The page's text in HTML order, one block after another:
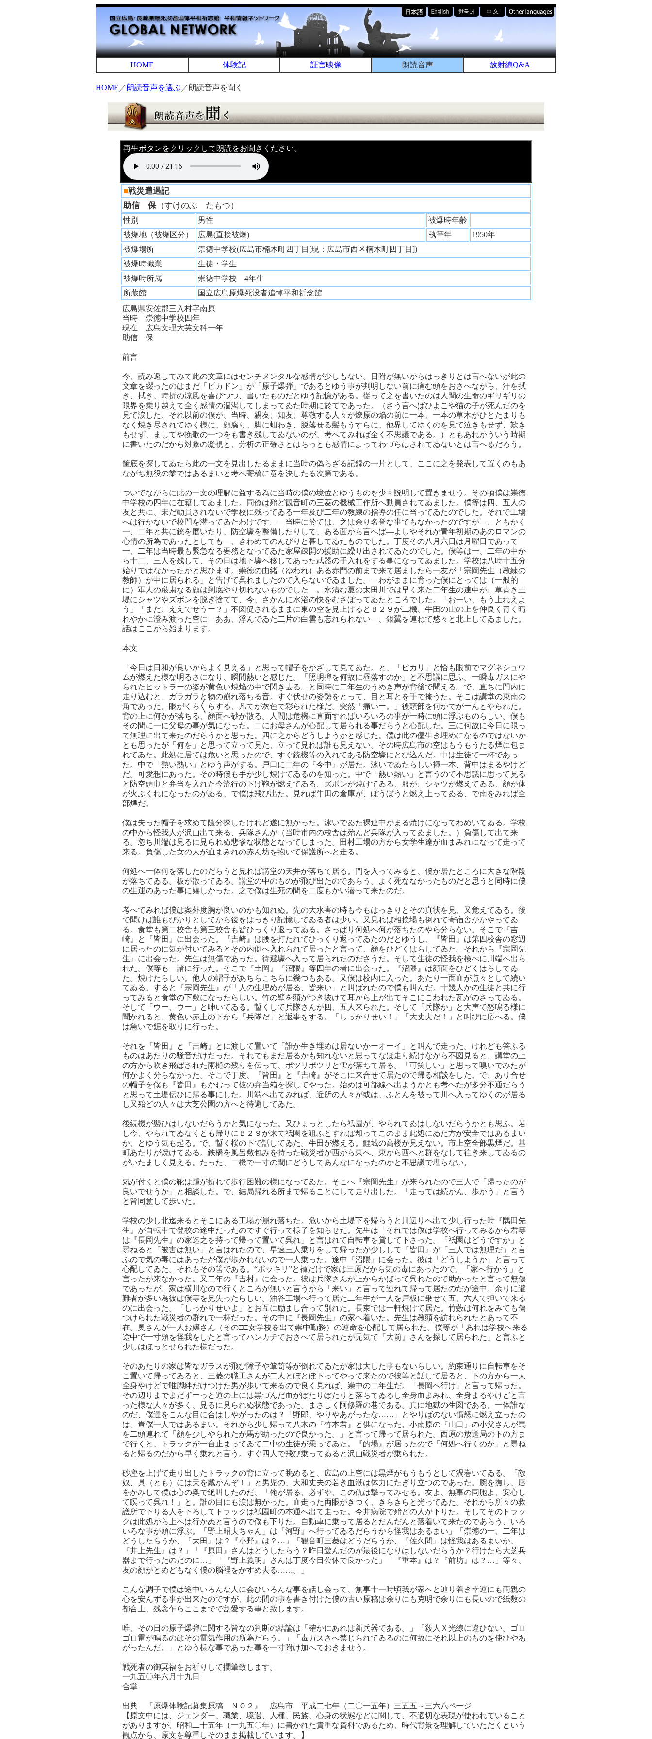
HOME 体験記 証言映像 朗読音声 放射線Q&A
HOME ／朗読音声を選ぶ ／朗読音声を聞く
再生ボタンをクリックして朗読をお聞きください。
■戦災遭遇記
助信 保（すけのぶ たもつ）
性別 男性
被爆時年齢
被爆地（被爆区分）
広島(直接被爆) 執筆年
1950年
被爆場所
崇徳中学校(広島市楠木町四丁目[現：広島市西区楠木町四丁目])
被爆時職業
生徒・学生
被爆時所属
崇徳中学校 4年生
所蔵館
国立広島原爆死没者追悼平和祈念館
広島県安佐郡三入村字南原
当時 崇徳中学校四年
現在 広島文理大英文科一年
助信 保
前言
今、読み返してみて此の文章にはセンチメンタルな感情が少しもない。日附が無いからはっきりとは言へないが此の
文章を綴ったのはまだ「ピカドン」が「原子爆弾」であるとゆう事が判明しない前に痛む頭をおさへながら、汗を拭
き、拭き、時折の涼風を喜びつつ、書いたものだとゆう記憶がある。従って之を書いたのは人間の生命のギリギリの
限界を乗り越えて全く感情の涸渇してしまってゐた時期に於てであった。（さう言へばひよこや猫の子が死んだのを
見て涙した、それ以前の僕が、当時、親友、知友、尊敬する人々が燎原の焔の前に一本、一本の草木がひとたまりも
なく焼き尽されてゆく様に、顔腐り、脚に蛆わき、脱落せる髪もうすらに、他界してゆくのを見て泣きもせず、歎き
もせず、ましてや挽歌の一つをも書き残してゐないのが、考へてみれば全く不思議である。）ともあれかういう時期
に書いたのだから対象の凝視と、分析の正確さとはちっとも感情によってわづらはされてゐないとは言へるだろう。
筐底を探してゐたら此の一文を見出したるままに当時の偽らざる記録の一片として、ここに之を発表して置くのもあ
ながち無役の業ではあるまいと考へ寄稿に意を決したる次第である。
ついでながらに此の一文の理解に益する為に当時の僕の境位とゆうものを少々説明して置きませう。その頃僕は崇徳
中学校の四年に在籍してゐました。同僚は殆ど観音町の三菱の機械工作所へ動員されてゐました。僕等は四、五人の
友と共に、未だ動員されないで学校に残ってゐる一年及び二年の教練の指導の任に当ってゐたのでした。それで工場
へは行かないで校門を潜ってゐたわけです。―当時に於ては、之は余り名誉な事でもなかったのですが―。ともかく
一、二年と共に銃を磨いたり、防空壕を整備したりして、ある面から言へば―よしやそれが青年初期のあのロマンの
心情の所為であったとしても―、きわめてのんびりと暮してゐたものでした。丁度その八月六日は月曜日であって
一、二年は当時最も緊急なる要務となってゐた家屋疎開の援助に繰り出されてゐたのでした。僕等は一、二年の中か
ら十二、三人を残して、その日は地下壕へ移してあった武器の手入れをする事になってゐました。学校は八時十五分
始りではなかったかと思ひます。崇徳の由緒（ゆわれ）ある赤門の前まで来て居ましたら一友が「宗岡先生（教練の
教師）が中に居られる」と告げて呉れましたので入らないでゐました。―わがままに育った僕にとっては（一般的
に）軍人の厳粛なる顔は到底やり切れないものでした―。水清む夏の太田川では早く来た二年生の連中が、草青き土
堤にシャツやズボンを脱ぎ捨てて、今、さかんに水浴の快をむさぼってゐたところでした。「おーい、もう上れえよ
う」「まだ、ええでせうー？」不図促されるままに東の空を見上げるとＢ２９が二機、牛田の山の上を仲良く青く晴
れやかに澄み渡った空に―ああ、浮んでゐた二片の白雲も忘れられない―、銀翼を連ねて悠々と北上してゐました。
話はここから始まります。
本文
「今日は日和が良いからよく見える」と思って帽子をかざして見てゐた。と、「ピカリ」と恰も眼前でマグネシュウ
ムが燃えた様な明るさになり、瞬間熱いと感じた。「照明弾を何故に昼落すのか」と不思議に思ふ。一瞬毒ガスにや
られたヒットラーの姿が黄色い焼焔の中で閃き去る。と同時に二年生のうめき声が背後で聞える。で、直ちに門内に
走り込むと、ガラガラと物の崩れ落ちる音。すぐ伏せの姿勢をとって、目と耳とを手で掩うた。そこは講堂の東南の
角であった。眼がくら〱らする、凡てが灰色で彩られた様だ。突然「痛いー。」後頭部を何かでがーんとやられた。
背の上に何かが落ちる、顔面へ砂が散る。人間は危機に直面すればいろいろの事が一時に頭に浮ぶものらしい。僕も
その間に一に父母の事が気になった。二にお母さんが心配して居られる事だらうと心配した。三に何故に今日に限っ
て無理に出て来たのだらうかと思った。四に之からどうしようかと感じた。僕は此の儘生き埋めになるのではないか
とも思ったが「何を」と思って立って見た、立って見れば誰も見えない。その時広島市の空はもうもうたる煙に包ま
れてゐた。此処に居ては危いと思ったので、すぐ銃機等の入れてある防空壕にとび込んだ。中は生徒で一杯であっ
た。中で「熱い熱い」とゆう声がする。戸口に二年の『今中』が居た。泳いでゐたらしい褌一本、背中はまるやけど
だ。可愛想にあった。その時僕も手が少し焼けてゐるのを知った。中で「熱い熱い」と言うので不思議に思って見る
と防空頭巾と弁当を入れた今流行の下げ鞄が燃えてゐる、ズボンが焼けてゐる、服が、シャツが燃えてゐる、顔が体
が火ぶくれになったのがゐる、で僕は飛び出た。見れば牛田の倉庫が、ぼうぼうと燃え上ってゐる、で南をみれば全
部煙だ。
僕は失った帽子を求めて随分探したけれど遂に無かった。泳いでゐた裸連中がまる焼けになってわめいてゐる。学校
の中から怪我人が沢山出て来る、兵隊さんが（当時市内の校舎は殆んど兵隊が入ってゐました。）負傷して出て来
る。忽ち川端は見るに見られぬ悲惨な状態となってしまった。田村工場の方から女学生達が血まみれになって走って
来る。負傷した女の人が血まみれの赤ん坊を抱いて保護所へと走る。
何処へ一体何を落したのだらうと見れば講堂の天井が落ちて居る。門を入ってみると、僕が居たところに大きな階段
が落ちてゐる。板が散ってゐる。講堂の中のものが飛び出たのであらう。よく死ななかったものだと思うと同時に僕
の生運のあった事に嬉しかった。之で僕は生死の間を二度もかい潜って来たのだ。
考へてみれば僕は案外度胸が良いのかも知れぬ。先の大水害の時も今もはっきりとその真状を見、又覚えてゐる。後
で聞けば誰もぴかりとしてから後をはっきり記憶してゐる者は少い。又見れば相撲場も倒れて寄宿舎がかやってゐ
る。食堂も第二校舎も第三校舎も皆ひっくり返ってゐる。さっぱり何処へ何が落ちたのやら分らない。そこで『吉
崎』と『皆田』に出会った。『吉崎』は腰を打たれてひっくり返ってゐたのだとゆうし、『皆田』は第四校舎の窓辺
に居ったのに気が付いてみるとその内側へ入れられて居ったと言って、顔をひどくはらしてゐた。それから『宗岡先
生』に出会った。先生は無傷であった。待避壕へ入って居られたのださうだ。そして生徒の怪我を検べに川端へ出ら
れた。僕等も一諸に行った。そこで『土岡』『沼隈』等四年の者に出会った。『沼隈』は顔面をひどくはらしてゐ
た。焼けたらしい。他人の帽子があちらこちらに幾つもある。又僕は校内に入った。あたり一面血が点々として続い
てゐる。すると『宗岡先生』が「人の生埋めが居る、皆来い」と叫ばれたので僕も叫んだ。十幾人かの生徒と共に行
ってみると食堂の下敷になったらしい。竹の壁を頭がつき抜けて耳から上が出てそこにこわれた瓦がのさってゐる。
そして「ウー、ウー」と呻いてゐる。暫くして兵隊さんが四、五人来られた。そして「兵隊か」と大声で怒鳴る様に
聞かれると、黄色い赤土の下から「兵隊だ」と返事をする。「しっかりせい！」「大丈夫だ！」と叫びに応へる。僕
は急いで鋸を取りに行った。
それを『皆田』と『吉崎』とに渡して置いて「誰か生き埋めは居ないかーオーイ」と叫んで走った。けれども答ふる
ものはあたりの騒音だけだった。それでもまだ居るかも知れないと思ってなほ走り続けながら不図見ると、講堂の上
の方から吹き飛ばされた雨樋の残りを伝って、ポツリポツリと雫が落ちて居る。「可笑しい」と思って嗅いでみたが
何かよく分らなかった。そこで丁度、『皆田』と『吉崎』がそこに来合せて居たので帰る相談をした。で、あり合せ
の帽子を僕も『皆田』もかむって彼の弁当箱を探してやった。始めは可部線へ出ようかとも考へたが多分不通だらう
と思って土堤伝ひに帰る事にした。川端へ出てみれば、近所の人々が或は、ふとんを被って川へ入ってゆくのが居る
し又殆どの人々は大芝公園の方へと待避してゐた。
後続機が襲ひはしないだらうかと気になった。又ひょっとしたら祇園が、やられてゐはしないだらうかとも思ふ。若
し今、やられてゐなくとも帰りにＢ２９が来て祇園を狙ふとすれば却ってこのまま此処にゐた方が安全ではあるまい
か、とゆう気も起る。で、暫く桜の下で話してゐた。牛田が燃える。鯉城の高楼が見えない。市上空全部黒煙だ。基
町あたりが焼けてゐる。鉄橋を風呂敷包みを持った戦災者が西から東へ、東から西へと群をなして往き来してゐるの
がいたましく見える。たった、二機で一寸の間にどうしてあんなになったのかと不思議で堪らない。
気が付くと僕の靴は踵が折れて歩行困難の様になってゐた。そこへ『宗岡先生』が来られたので三人で「帰ったのが
良いでせうか」と相談した。で、結局帰れる所まで帰ることにして走り出した。「走っては続かん、歩かう」と言う
と皆同意して歩いた。
学校の少し北迄来るとそこにある工場が崩れ落ちた。危いから土堤下を帰らうと川辺りへ出て少し行った時『隅田先
生』が自転車で登校の途中だったのですぐ行って様子を知らせた。先生は「それでは僕は学校へ行ってみるから君等
は『長岡先生』の家迄之を持って帰って置いて呉れ」と言はれて自転車を貸して下さった。「祇園はどうですか」と
尋ねると「被害は無い」と言はれたので、早速三人乗りをして帰ったが少しして『皆田』が「三人では無理だ」と言
ふので気の毒にはあったが僕が歩かれないので一人乗った。途中『沼隈』に会った。彼は「どうしようか」と言って
心配してゐた。それもその筈である。“ポッキリ”と褌だけで家は三原だから気の毒にあったので、「家へ行かう」と
言ったが来なかった。又二年の『吉村』に会った。彼は兵隊さんが上からかばって呉れたので助かったと言って無傷
であったが、家は横川なので行くところが無いと言うから「来い」と言って連れて帰って居たのだが途中、余りに避
難者が多い為彼は僕等を見失ったらしい。油谷工場へ行って居た二年生が一人を戸板に乗せて五、六人で担いで来る
のに出会った。「しっかりせいよ」とお互に励まし合って別れた。長束では一軒焼けて居た。竹藪は何れをみても傷
つけられた戦災者の群れで一杯だった。その中に『長岡先生』の家へ着いた。先生は教頭を訪れられたとあって不
在。奥さんが一人お嬢さん（その□□女学校を出て崇中勤務）の運命を心配して居られた。僕等が「あれは学校へ来る
途中で一寸頬を怪我をしたと言ってハンカチでおさへて居られたが元気で『大前』さんを探して居られた」と言ふと
少しはほっとせられた様だった。
そのあたりの家は皆なガラスが飛び障子や箪笥等が倒れてゐたが家は大した事もないらしい。約束通りに自転車をそ
こ置いて帰ってゐると、三菱の職工さんが二人とぼとぼ下ってやって来たので彼等と話して居ると、下の方から一人
全身やけどで唯脚絆だけつけた男が歩いて来るので良く見れば、崇中の二年生だ。「長岡へ行け」と言って帰った。
その辺りまでまだずーっと道の上には黒づんだ血がぽたりぽたりと落ちてゐるし全身血まみれ、全身まるやけどと言
った様な人々が多く、見るに見られぬ状態であった。まさしく阿修羅の巷である。真に地獄の生図である。一体誰な
のだ、僕達をこんな目に合はしやがったのは？「野郎、やりやあがったな……」とやりばのない憤怒に燃え立ったの
は、豈僕一人ではあるまい。それから少し帰って八木の『竹本君』と供になった。小南原の『山口』の小父さんが馬
を二頭連れて「顔を少しやられたが馬が助ったので良かった。」と言って帰って居られた。西原の放送局の下の方ま
で行くと、トラックが一台止まってゐて二中の生徒が乗ってゐた。『的場』が居ったので「何処へ行くのか」と尋ね
ると帰るのだから早く乗れと言う。すぐ四人で飛び乗ってゐると沢山戦災者が乗られた。
砂塵を上げて走り出したトラックの背に立って眺めると、広島の上空には黒煙がもうもうとして渦巻いてゐる。「敵
奴、具（とも）には天を戴かんぞ！」と男児の、大和丈夫の若き血潮は体力にたぎり立つのであった。腕を撫し、唇
をかみして僕は心の奥で絶叫したのだ、「俺が居る、必ずや、この仇は撃ってみせる。友よ、無辜の同胞よ、安心し
て瞑って呉れ！」と。誰の目にも涙は無かった。血走った両眼がきつく、きらきらと光ってゐた。それから所々の救
護所で下りる人を下ろしてトラックは祇園町の本通へ出て走った。今井病院で殆どの人が下りた。そしてそのトラッ
クは此処から上へは行かぬと言うので僕も下りた。自動車に乗って居るとだんだんと落着いて来たのであらう、いろ
いろな事が頭に浮ぶ。「野上昭夫ちゃん」は『河野』へ行ってゐるだらうから怪我はあるまい」「崇徳の一、二年は
どうしたらうか、『太田』は？『小野』は？…」「観音町三菱はどうだらうか、『佐久間』は怪我はあるまいか、
『井上先生』は？」「『原田』さんはどうしたらう？昨日遊んだのが最後になりはしないだらうか？行けたら大芝兵
器まで行ったのだのに…」「『野上義明』さんは丁度今日公休で良かった」「『重本』は？『前坊』は？…」等々、
友の顔がとめどもなく僕の脳裡をかすめ去る……。」
こんな調子で僕は途中いろんな人に会ひいろんな事を話し会って、無事十一時頃我が家へと辿り着き幸運にも両親の
心を安んずる事が出来たのですが、此の間の事を書き付けた僕の古い原稿は余りにも克明で余りにも長いので紙数の
都合上、残念乍らここまでで割愛する事と致します。
唯、その日の原子爆弾に関する皆なの判断の結論は「確かにあれは新兵器である。」「殺人Ｘ光線に違ひない。ゴロ
ゴロ雷が鳴るのはその電気作用の所為だらう。」「毒ガスさへ禁じられてゐるのに何故にそれ以上のものを使ひやあ
がったんだ。」とゆう様な事であった事を一寸附け加へておきませう。
戦死者の御冥福をお祈りして擱筆致します。
一九五〇年六月十九日
合掌
出典 『原爆体験記募集原稿 ＮＯ２』 広島市 平成二七年（二〇一五年）三五五～三六八ページ
【原文中には、ジェンダー、職業、境遇、人種、民族、心身の状態などに関して、不適切な表現が使われていること
がありますが、昭和二十五年（一九五〇年）に書かれた貴重な資料であるため、時代背景を理解していただくという
観点から、原文を尊重しそのまま掲載しています。】